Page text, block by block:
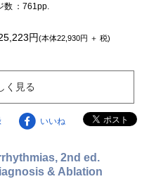
数 ：761pp.
円(本体22,930円 ＋ 税)
く見る
いいね
2nd ed.
& Ablation